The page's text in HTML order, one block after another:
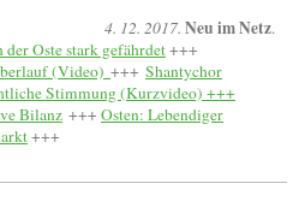
4. 12. 2017. Neu im Netz.
der Oste stark gefährdet+++
(Video) +++ Shantychor
Stimmung (Kurzvideo) +++
Bilanz +++ Osten: Lebendiger
+++